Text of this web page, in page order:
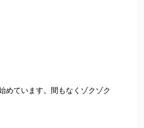
めています。間もなくゾクゾク